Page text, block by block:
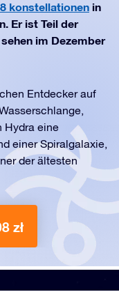
konstellationen in
Er ist Teil der
im Dezember
Entdecker auf
Hydra eine
einer Spiralgalaxie,
der ältesten
zł